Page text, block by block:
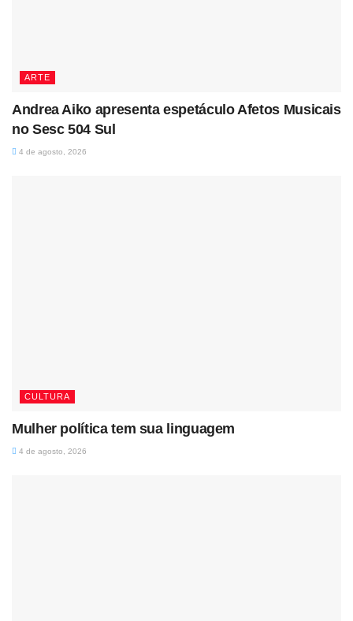
ARTE
Andrea Aiko apresenta espetáculo Afetos Musicais
no Sesc 504 Sul
4 de agosto, 2026
CULTURA
Mulher política tem sua linguagem
4 de agosto, 2026